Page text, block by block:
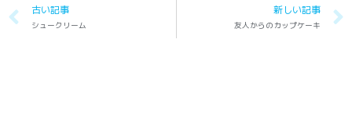
古い記事
シュークリーム
新しい記事
友人からのカップケーキ